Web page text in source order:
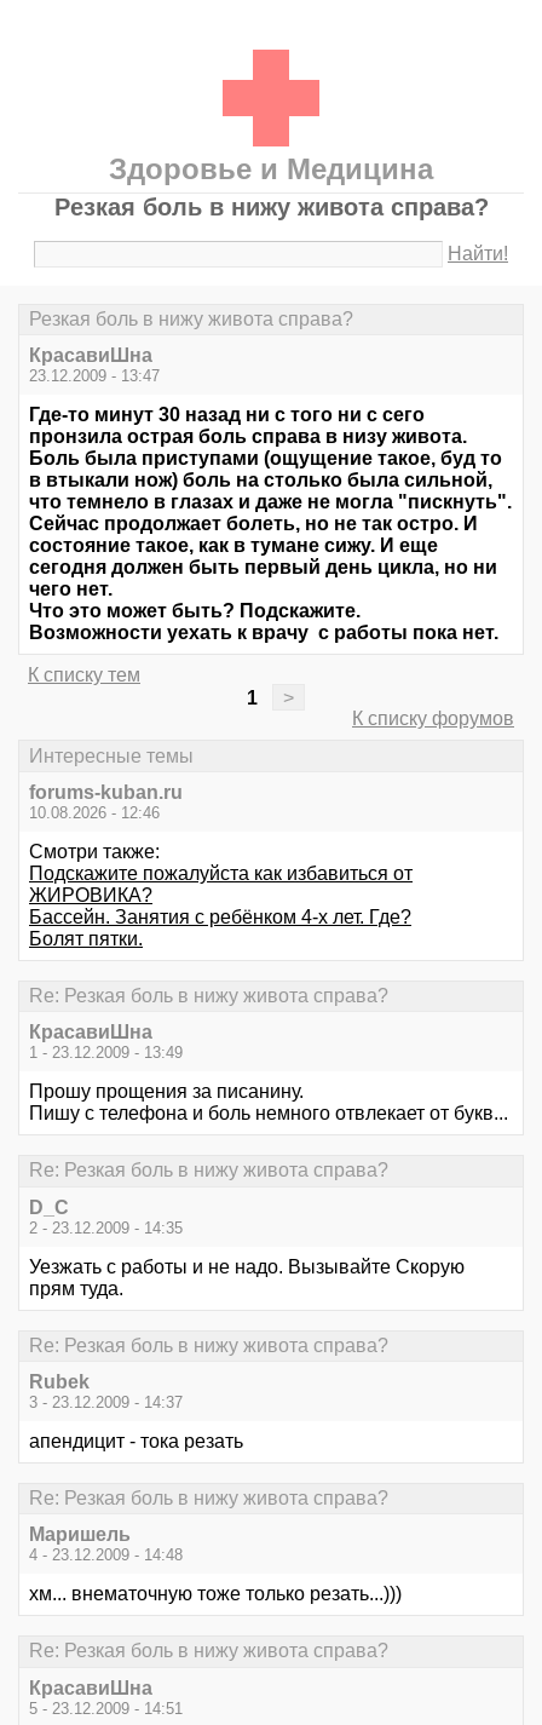
Здоровье и Медицина
Резкая боль в нижу живота справа?
Найти!
Резкая боль в нижу живота справа?
КрасавиШна
23.12.2009 - 13:47
Где-то минут 30 назад ни с того ни с сего
пронзила острая боль справа в низу живота.
Боль была приступами (ощущение такое, буд то
в втыкали нож) боль на столько была сильной,
что темнело в глазах и даже не могла "пискнуть".
Сейчас продолжает болеть, но не так остро. И
состояние такое, как в тумане сижу. И еще
сегодня должен быть первый день цикла, но ни
чего нет.
Что это может быть? Подскажите.
Возможности уехать к врачу с работы пока нет.
К списку тем
1
>
К списку форумов
Интересные темы
forums-kuban.ru
10.08.2026 - 12:46
Смотри также:
Подскажите пожалуйста как избавиться от
ЖИРОВИКА?
Бассейн. Занятия с ребёнком 4-х лет. Где?
Болят пятки.
Re: Резкая боль в нижу живота справа?
КрасавиШна
1 - 23.12.2009 - 13:49
Прошу прощения за писанину.
Пишу с телефона и боль немного отвлекает от букв...
Re: Резкая боль в нижу живота справа?
D_C
2 - 23.12.2009 - 14:35
Уезжать с работы и не надо. Вызывайте Скорую
прям туда.
Re: Резкая боль в нижу живота справа?
Rubek
3 - 23.12.2009 - 14:37
апендицит - тока резать
Re: Резкая боль в нижу живота справа?
Маришель
4 - 23.12.2009 - 14:48
хм... внематочную тоже только резать...)))
Re: Резкая боль в нижу живота справа?
КрасавиШна
5 - 23.12.2009 - 14:51